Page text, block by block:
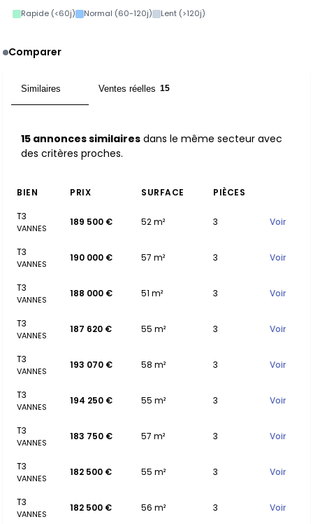
Rapide (<60j) Normal (60-120j) Lent (>120j)
Comparer
Similaires Ventes réelles 15
15 annonces similaires dans le même secteur avec
des critères proches.
BIEN PRIX SURFACE
PIÈCES
T3
VANNES
189 500 € 52 m² 3 Voir
T3
VANNES
190 000 € 57 m² 3 Voir
T3
VANNES
188 000 € 51 m² 3 Voir
T3
VANNES
187 620 € 55 m² 3 Voir
T3
VANNES
193 070 € 58 m² 3 Voir
T3
VANNES
194 250 € 55 m² 3 Voir
T3
VANNES
183 750 € 57 m² 3 Voir
T3
VANNES
182 500 € 55 m² 3 Voir
T3
VANNES
182 500 € 56 m² 3 Voir